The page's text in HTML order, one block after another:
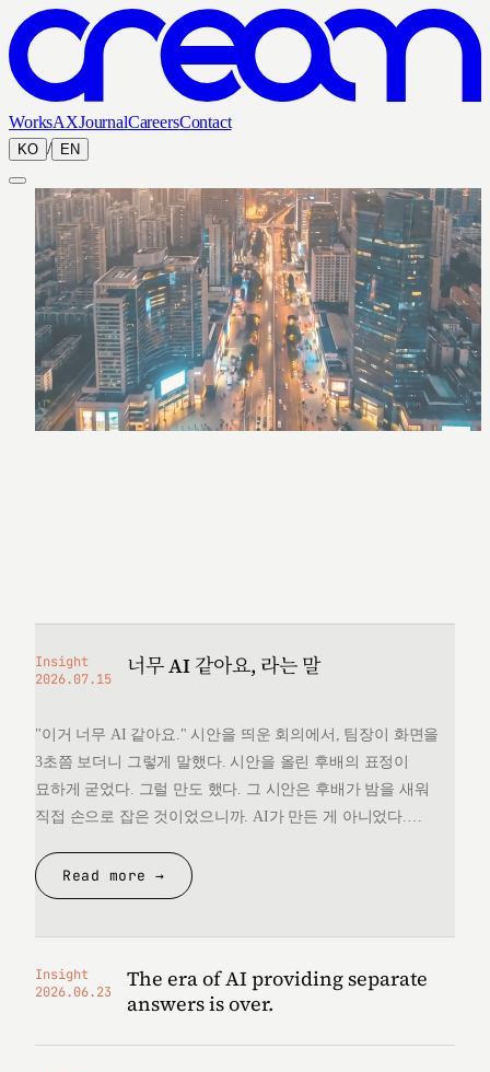
WorksAXJournalCareersContact
KO / EN
Insight
2026.07.15
너무 AI 같아요, 라는 말
"이거 너무 AI 같아요." 시안을 띄운 회의에서, 팀장이 화면을
3초쯤 보더니 그렇게 말했다. 시안을 올린 후배의 표정이
묘하게 굳었다. 그럴 만도 했다. 그 시안은 후배가 밤을 새워
직접 손으로 잡은 것이었으니까. AI가 만든 게 아니었다.
것을 변호할 언어를 끝내 찾지 못했다. 돌아오는 길에
생각했다. 대체 "AI 같다"는…
Read more →
Insight
2026.06.23
The era of AI providing separate
answers is over.